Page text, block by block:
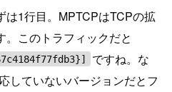
は1行目。MPTCPはTCPの拡
このトラフィックだと
ですね。な
していないバージョンだとフ